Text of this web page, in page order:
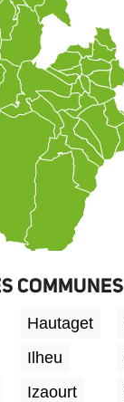
COMMUNES
Hautaget
Ilheu
Izaourt